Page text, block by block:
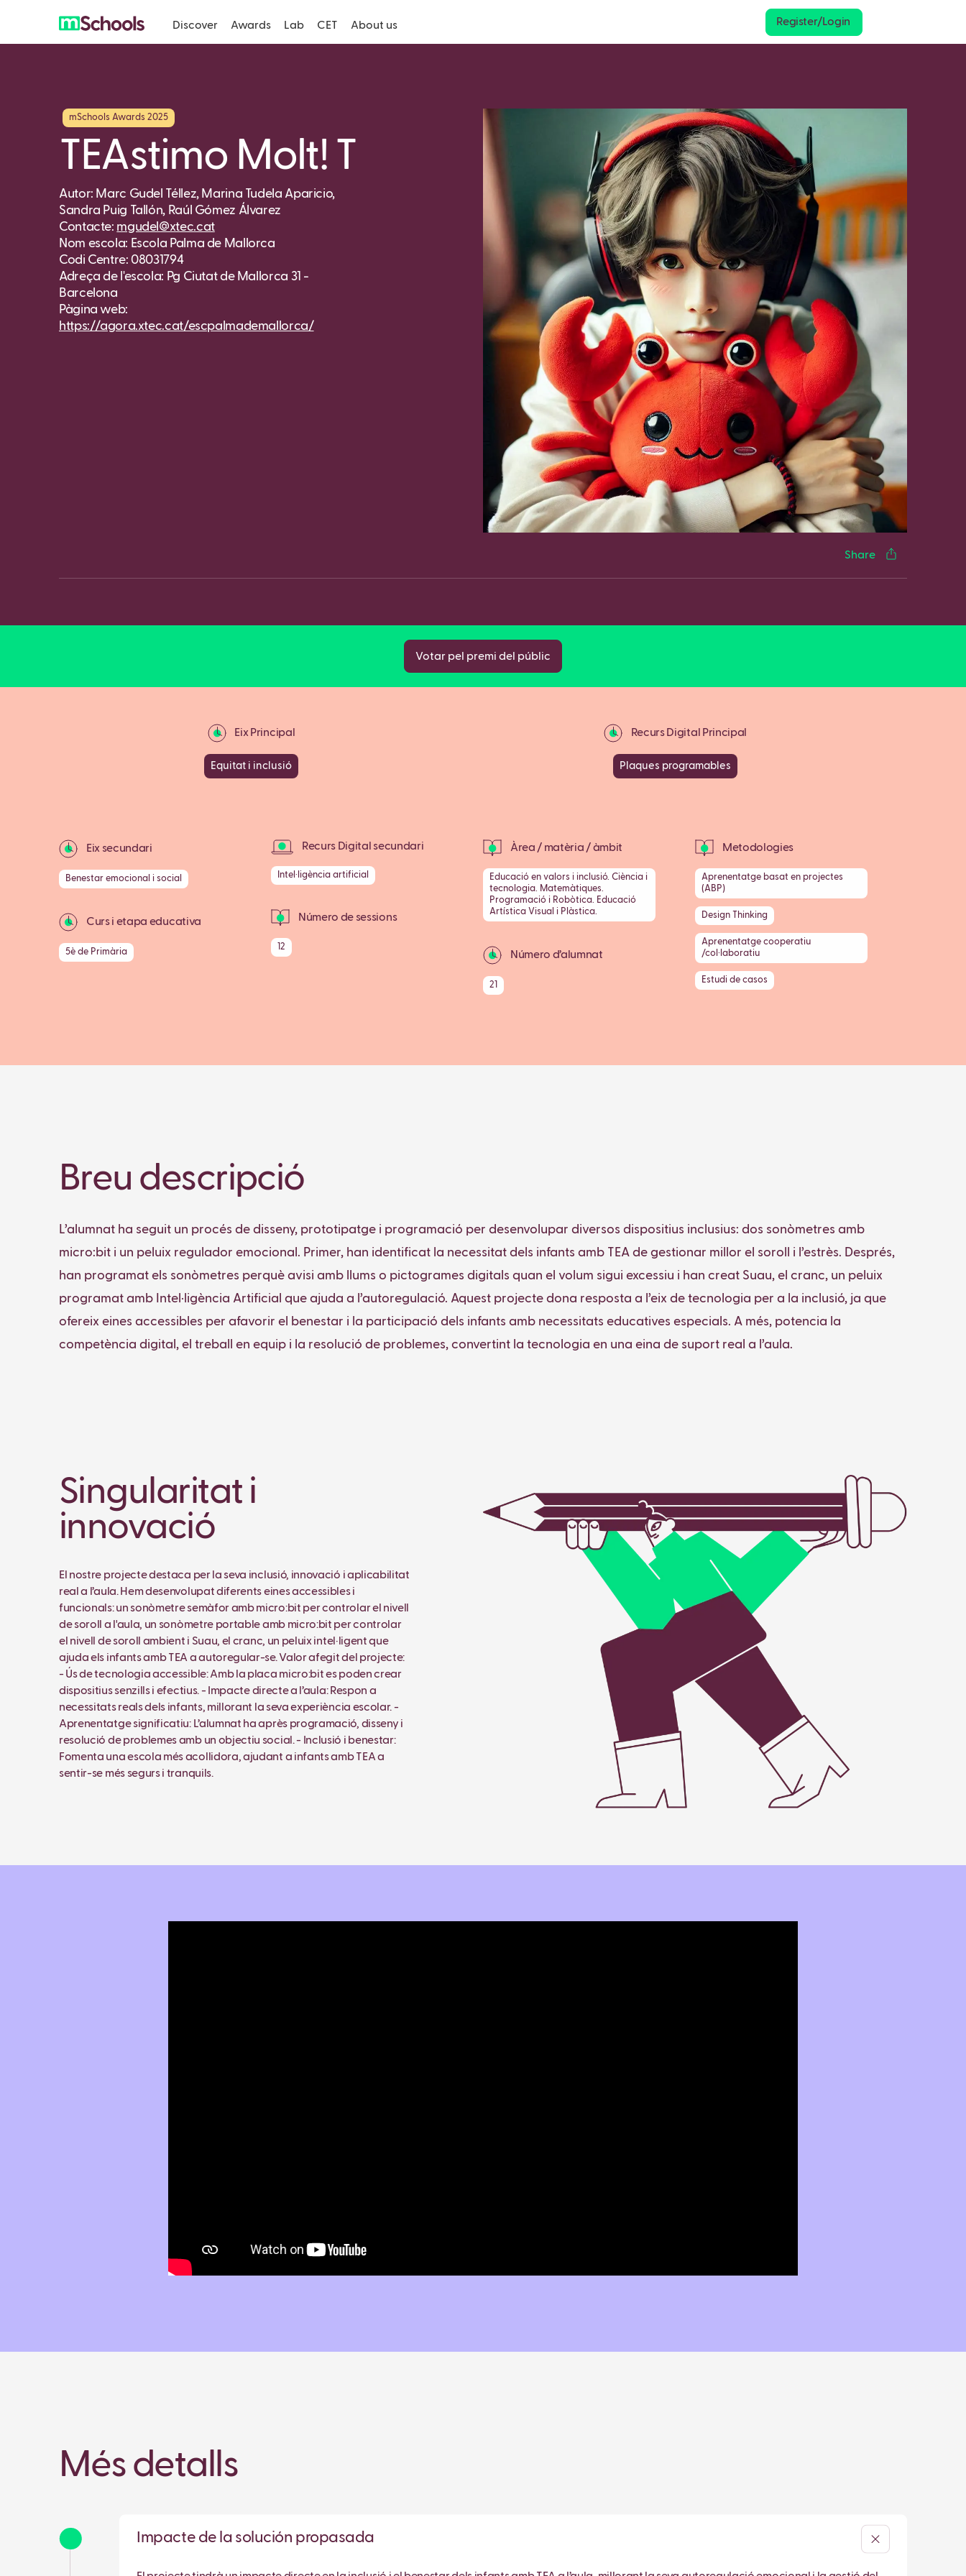
Discover Awards Lab CET About us Register/Login
mSchools Awards 2025
TEAstimo Molt! T
Autor: Marc Gudel Téllez, Marina Tudela Aparicio,
Sandra Puig Tallón, Raúl Gómez Álvarez
Contacte: mgudel@xtec.cat
Nom escola: Escola Palma de Mallorca
Codi Centre: 08031794
Adreça de l'escola: Pg Ciutat de Mallorca 31 -
Barcelona
Pàgina web:
https://agora.xtec.cat/escpalmademallorca/
Share
Facebook
Twitter
LinkedIn
WhatsApp
Reddit
Gmail
Email
Votar pel premi del públic
Eix Principal
Equitat i inclusió
Recurs Digital Principal
Plaques programables
Eix secundari
Benestar emocional i social
Curs i etapa educativa
5è de Primària
Recurs Digital secundari
Intel·ligència artificial
Número de sessions
12
Àrea / matèria / àmbit
Educació en valors i inclusió. Ciència i
tecnologia. Matemàtiques.
Programació i Robòtica. Educació
Artística Visual i Plàstica.
Número d’alumnat
21
Metodologies
Aprenentatge basat en projectes
(ABP)
Design Thinking
Aprenentatge cooperatiu
/col·laboratiu
Estudi de casos
Breu descripció
L’alumnat ha seguit un procés de disseny, prototipatge i programació per desenvolupar diversos dispositius inclusius: dos sonòmetres amb
micro:bit i un peluix regulador emocional. Primer, han identificat la necessitat dels infants amb TEA de gestionar millor el soroll i l’estrès. Després,
han programat els sonòmetres perquè avisi amb llums o pictogrames digitals quan el volum sigui excessiu i han creat Suau, el cranc, un peluix
programat amb Intel·ligència Artificial que ajuda a l’autoregulació. Aquest projecte dona resposta a l’eix de tecnologia per a la inclusió, ja que
ofereix eines accessibles per afavorir el benestar i la participació dels infants amb necessitats educatives especials. A més, potencia la
competència digital, el treball en equip i la resolució de problemes, convertint la tecnologia en una eina de suport real a l’aula.
Singularitat i
innovació
El nostre projecte destaca per la seva inclusió, innovació i aplicabilitat
real a l’aula. Hem desenvolupat diferents eines accessibles i
funcionals: un sonòmetre semàfor amb micro:bit per controlar el nivell
de soroll a l'aula, un sonòmetre portable amb micro:bit per controlar
el nivell de soroll ambient i Suau, el cranc, un peluix intel·ligent que
ajuda els infants amb TEA a autoregular-se. Valor afegit del projecte:
- Ús de tecnologia accessible: Amb la placa micro:bit es poden crear
dispositius senzills i efectius. - Impacte directe a l’aula: Respon a
necessitats reals dels infants, millorant la seva experiència escolar. -
Aprenentatge significatiu: L’alumnat ha après programació, disseny i
resolució de problemes amb un objectiu social. - Inclusió i benestar:
Fomenta una escola més acollidora, ajudant a infants amb TEA a
sentir-se més segurs i tranquils.
Més detalls
Impacte de la solución propasada